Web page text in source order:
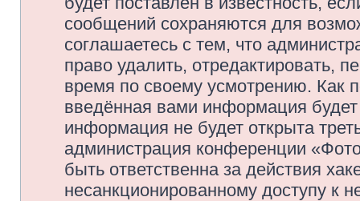
сообщений сохраняются для
соглашаетесь с тем, что
право удалить, отредактировать,
время по своему усмотрению. Как
введённая вами информация
информация не будет открыта
администрация конференции
быть ответственна за действия
несанкционированному доступу к